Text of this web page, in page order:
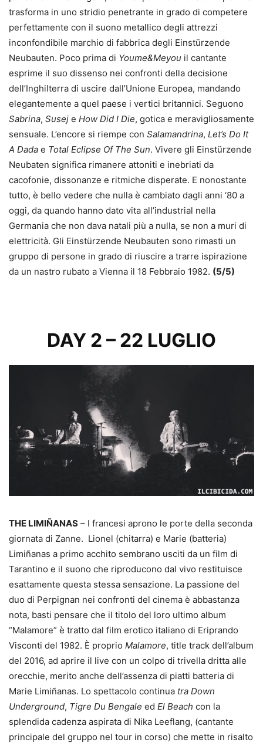
trasforma in uno stridio penetrante in grado di competere
perfettamente con il suono metallico degli attrezzi
inconfondibile marchio di fabbrica degli Einstürzende
Neubauten. Poco prima di Youme&Meyou il cantante
esprime il suo dissenso nei confronti della decisione
dell’Inghilterra di uscire dall’Unione Europea, mandando
elegantemente a quel paese i vertici britannici. Seguono
Sabrina, Susej e How Did I Die, gotica e meravigliosamente
sensuale. L’encore si riempe con Salamandrina, Let’s Do It
A Dada e Total Eclipse Of The Sun. Vivere gli Einstürzende
Neubaten significa rimanere attoniti e inebriati da
cacofonie, dissonanze e ritmiche disperate. E nonostante
tutto, è bello vedere che nulla è cambiato dagli anni ‘80 a
oggi, da quando hanno dato vita all’industrial nella
Germania che non dava natali più a nulla, se non a muri di
elettricità. Gli Einstürzende Neubauten sono rimasti un
gruppo di persone in grado di riuscire a trarre ispirazione
da un nastro rubato a Vienna il 18 Febbraio 1982. (5/5)
DAY 2 – 22 LUGLIO
THE LIMIÑANAS – I francesi aprono le porte della seconda
giornata di Zanne. Lionel (chitarra) e Marie (batteria)
Limiñanas a primo acchito sembrano usciti da un film di
Tarantino e il suono che riproducono dal vivo restituisce
esattamente questa stessa sensazione. La passione del
duo di Perpignan nei confronti del cinema è abbastanza
nota, basti pensare che il titolo del loro ultimo album
“Malamore” è tratto dal film erotico italiano di Eriprando
Visconti del 1982. È proprio Malamore, title track dell’album
del 2016, ad aprire il live con un colpo di trivella dritta alle
orecchie, merito anche dell’assenza di piatti batteria di
Marie Limiñanas. Lo spettacolo continua tra Down
Underground, Tigre Du Bengale ed El Beach con la
splendida cadenza aspirata di Nika Leeflang, (cantante
principale del gruppo nel tour in corso) che mette in risalto